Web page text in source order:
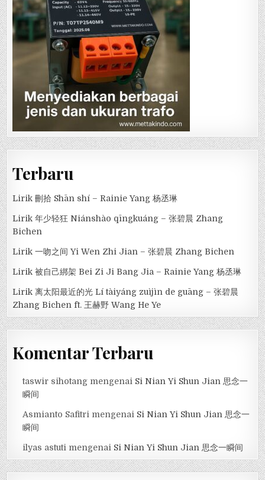
Terbaru
Lirik 刪拾 Shān shí – Rainie Yang 杨丞琳
Lirik 年少轻狂 Niánshào qīngkuáng – 张碧晨 Zhang
Bichen
Lirik 一吻之间 Yi Wen Zhi Jian – 张碧晨 Zhang Bichen
Lirik 被自己綁架 Bei Zi Ji Bang Jia – Rainie Yang 杨丞琳
Lirik 离太阳最近的光 Lí tàiyáng zuìjìn de guāng – 张碧晨
Zhang Bichen ft. 王赫野 Wang He Ye
Komentar Terbaru
taswir sihotang mengenai Si Nian Yi Shun Jian 思念一
瞬间
Asmianto Safitri mengenai Si Nian Yi Shun Jian 思念一
瞬间
ilyas astuti mengenai Si Nian Yi Shun Jian 思念一瞬间